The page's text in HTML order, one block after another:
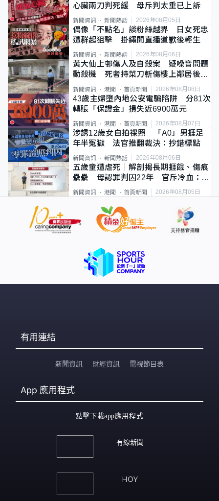
心臟兩刀判死緩 母斥判太重已上訴
新聞資訊 新聞熱話 2026年08月05日
偶像「不點名」談粉絲越界 日女死忠
遭群起狙擊 掛繩開直播道歉後輕生
新聞資訊 新聞熱話 2026年08月06日
黃大仙上邨傷人及自殺案 疑噪音問題
動殺機 死者持菜刀斬傷樓上鄰居後墮
新聞資訊 港聞 首頁新聞 2026年08月08日
43歲主婦墮內地公安電騙陷阱 分81次
轉賬「保證金」損失近6900萬元
新聞資訊 港聞 首頁新聞 2026年08月07日
涉誘12歲女自拍祼照 「A0」男捱足
年半冤獄 法官推翻裁決：抄錯標點
新聞資訊 新聞熱話 2026年08月06日
五歲童遭虐死｜解剖揭長期捱餓、傷痕
纍纍 母認罪判囚22年 官斥冷血：同
類案最惡劣
新聞資訊 港聞 首頁新聞 2026年08月05日
有用連結
新聞資訊 財經資訊 電視節目表
App 應用程式
點擊下載app應用程式
有線新聞
HOY